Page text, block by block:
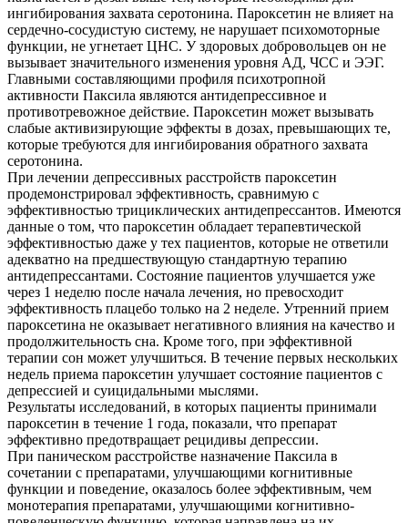
ингибирования захвата серотонина. Пароксетин не влияет на
сердечно-сосудистую систему, не нарушает психомоторные
функции, не угнетает ЦНС. У здоровых добровольцев он не
вызывает значительного изменения уровня АД, ЧСС и ЭЭГ.
Главными составляющими профиля психотропной
активности Паксила являются антидепрессивное и
противотревожное действие. Пароксетин может вызывать
слабые активизирующие эффекты в дозах, превышающих те,
которые требуются для ингибирования обратного захвата
серотонина.
При лечении депрессивных расстройств пароксетин
продемонстрировал эффективность, сравнимую с
эффективностью трициклических антидепрессантов. Имеются
данные о том, что пароксетин обладает терапевтической
эффективностью даже у тех пациентов, которые не ответили
адекватно на предшествующую стандартную терапию
антидепрессантами. Состояние пациентов улучшается уже
через 1 неделю после начала лечения, но превосходит
эффективность плацебо только на 2 неделе. Утренний прием
пароксетина не оказывает негативного влияния на качество и
продолжительность сна. Кроме того, при эффективной
терапии сон может улучшиться. В течение первых нескольких
недель приема пароксетин улучшает состояние пациентов с
депрессией и суицидальными мыслями.
Результаты исследований, в которых пациенты принимали
пароксетин в течение 1 года, показали, что препарат
эффективно предотвращает рецидивы депрессии.
При паническом расстройстве назначение Паксила в
сочетании с препаратами, улучшающими когнитивные
функции и поведение, оказалось более эффективным, чем
монотерапия препаратами, улучшающими когнитивно-